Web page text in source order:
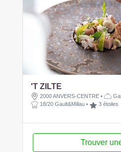
'T ZILTE
2000 ANVERS-CENTRE •
18/20 Gault&Millau • 3 étoiles
Trouver